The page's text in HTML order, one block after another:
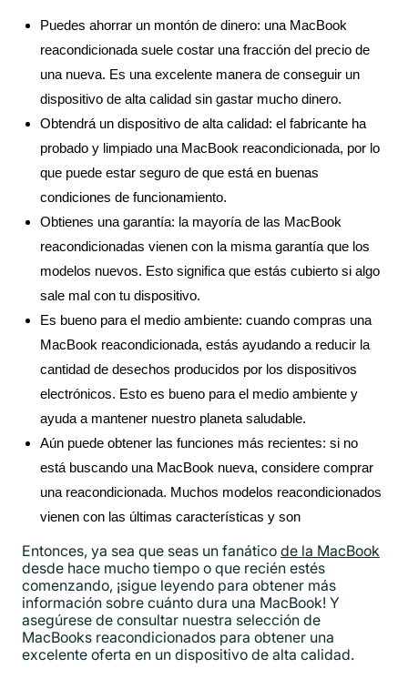
Puedes ahorrar un montón de dinero: una MacBook
reacondicionada suele costar una fracción del precio de
una nueva. Es una excelente manera de conseguir un
dispositivo de alta calidad sin gastar mucho dinero.
Obtendrá un dispositivo de alta calidad: el fabricante ha
probado y limpiado una MacBook reacondicionada, por lo
que puede estar seguro de que está en buenas
condiciones de funcionamiento.
Obtienes una garantía: la mayoría de las MacBook
reacondicionadas vienen con la misma garantía que los
modelos nuevos. Esto significa que estás cubierto si algo
sale mal con tu dispositivo.
Es bueno para el medio ambiente: cuando compras una
MacBook reacondicionada, estás ayudando a reducir la
cantidad de desechos producidos por los dispositivos
electrónicos. Esto es bueno para el medio ambiente y
ayuda a mantener nuestro planeta saludable.
Aún puede obtener las funciones más recientes: si no
está buscando una MacBook nueva, considere comprar
una reacondicionada. Muchos modelos reacondicionados
vienen con las últimas características y son
Entonces, ya sea que seas un fanático de la MacBook
desde hace mucho tiempo o que recién estés
comenzando, ¡sigue leyendo para obtener más
información sobre cuánto dura una MacBook! Y
asegúrese de consultar nuestra selección de
MacBooks reacondicionados para obtener una
excelente oferta en un dispositivo de alta calidad.